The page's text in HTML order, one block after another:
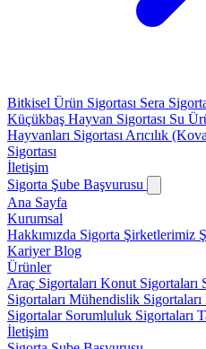
Bitkisel Ürün Sigortası Sera
Küçükbaş Hayvan Sigortası Su
Hayvanları Sigortası Arıcılık
Sigortası
İletişim
Sigorta Şube Başvurusu
Ana Sayfa
Kurumsal
Hakkımızda Sigorta Şirketlerimiz
KariyerBlog
Ürünler
Araç Sigortaları Konut Sigortaları
Sigortaları Mühendislik Sigortaları
Sigortalar Sorumluluk Sigortaları
İletişim